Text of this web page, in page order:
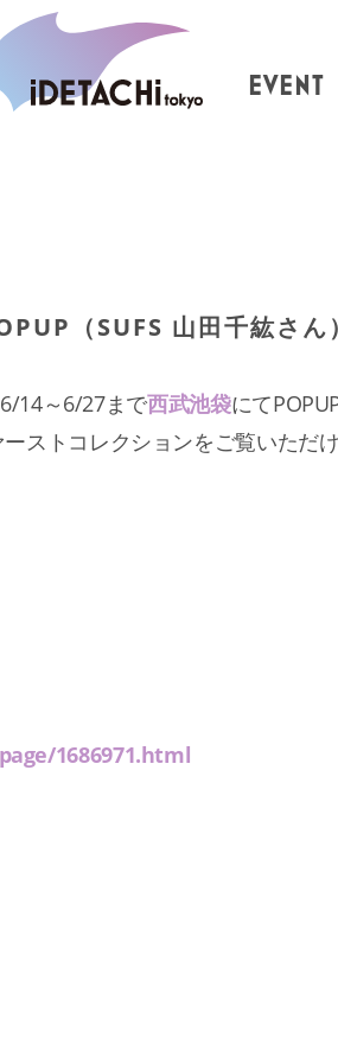
EVENT
（SUFS 山田千紘さん
14～6/27まで西武池袋にて
ストコレクションをご覧いただ
1686971.html